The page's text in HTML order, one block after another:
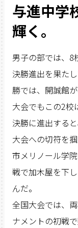
与進中学
輝く。
男子の部では、8
決勝進出を果た
勝では、開誠館
大会でもこの2校
決勝に進出する
大会への切符を
市メリノール学
戦で加木屋を下
んだ。
全国大会では、
ナメントの初戦